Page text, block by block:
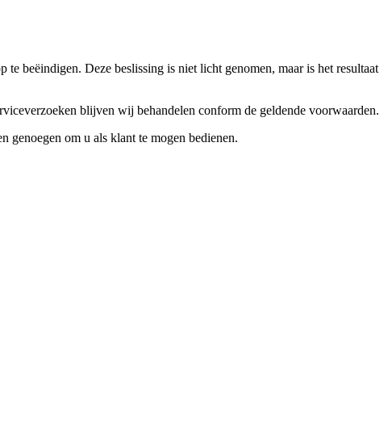
beëindigen. Deze beslissing is niet licht genomen, maar is het resultaat
blijven wij behandelen conform de geldende voorwaarden.
genoegen om u als klant te mogen bedienen.